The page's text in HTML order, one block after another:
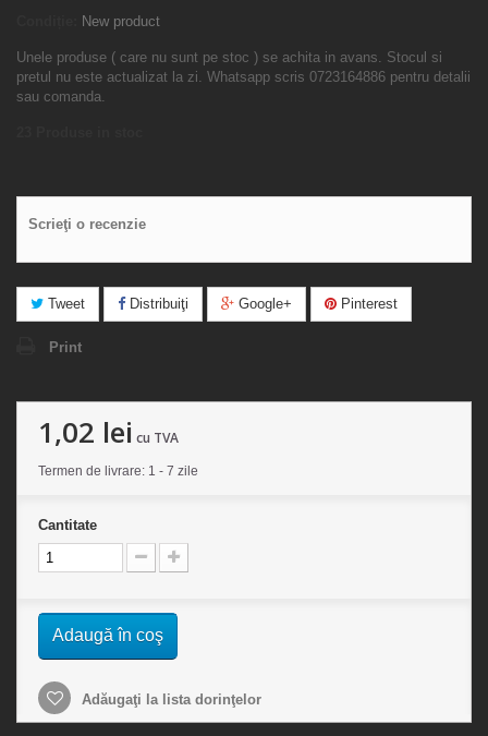
New product
Unele produse ( care nu sunt pe stoc ) se achita in avans. Stocul si
pretul nu este actualizat la zi. Whatsapp scris 0723164886 pentru detalii
sau comanda.
Scrieţi o recenzie
Tweet Distribuiţi Google+ Pinterest
Print
1,02 lei cu TVA
Termen de livrare: 1 - 7 zile
Cantitate
Adaugă în coş
Adăugaţi la lista dorinţelor